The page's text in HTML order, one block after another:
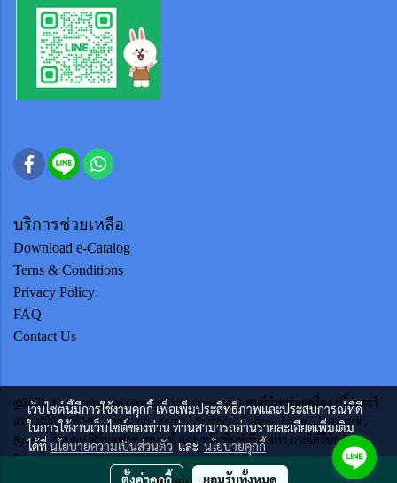
บริการช่วยเหลือ
Download e-Catalog
Terns & Conditions
Privacy Policy
FAQ
Contact Us
@2023 tonerprintthai.com All rights reserved. ศูนย์จำหน่ายเครื่อง ปริ้นเตอร์
และ หมึกพิมพ์ HP , Samsung , Xerox , Brother , Canon , Epson , Lexmark ,
Kycera ริบบอน ฟิล์มแฟกซ์ ของแท้ และ หมึกพิมพ์เทียบเท่า ภายใต้ยี่ห้อ TTS
Print
เว็บไซต์นี้มีการใช้งานคุกกี้ เพื่อเพิ่มประสิทธิภาพและประสบการณ์ที่ดี
ในการใช้งานเว็บไซต์ของท่าน ท่านสามารถอ่านรายละเอียดเพิ่มเติม
ได้ที่นโยบายความเป็นส่วนตัวและ นโยบายคุกกี้
ตั้งค่าคุกกี้ ยอมรับทั้งหมด